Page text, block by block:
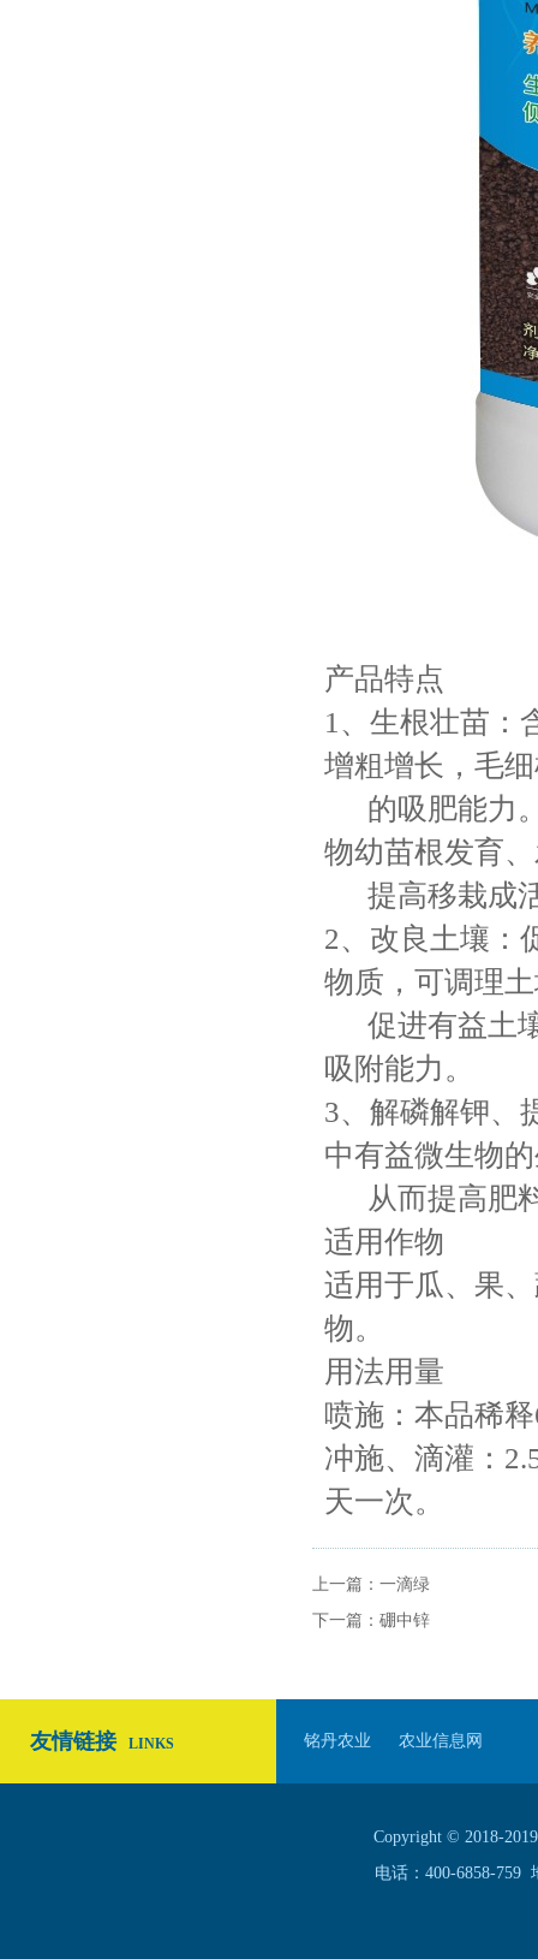
产品特点
1、生根壮苗：
增粗增长，毛
的吸肥能力
物幼苗根发育
提高移栽成
2、改良土壤：
物质，可调理
促进有益土
吸附能力。
3、解磷解钾、
中有益微生物
从而提高肥
适用作物
适用于瓜、果
物。
用法用量
喷施：本品稀
冲施、滴灌：
天一次。
上一篇： 一滴绿
下一篇： 硼中锌
友情链接 LINKS 铭丹农业 农业信息网
Copyright © 2018-
电话：400-6858-759